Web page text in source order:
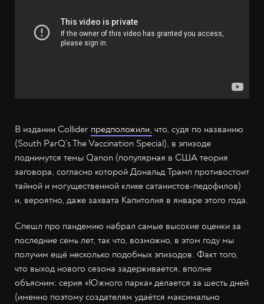
В издании Collider предположили, что, судя по названию
(South ParQ’s The Vaccination Special), в эпизоде
поднимутся темы Qanon (популярная в США теория
заговора, согласно которой Дональд Трамп противостоит
тайной и могущественной клике сатанистов-педофилов)
и, вероятно, даже захвата Капитолия в январе этого года.
Спешл про пандемию набрал самые высокие оценки за
последние семь лет, так что, возможно, в этом году мы
получим ещё несколько подобных эпизодов. Факт того,
что выход нового сезона задерживается, вполне
объясним: серия «Южного парка» делается за шесть дней
(именно поэтому создателям удаётся максимально